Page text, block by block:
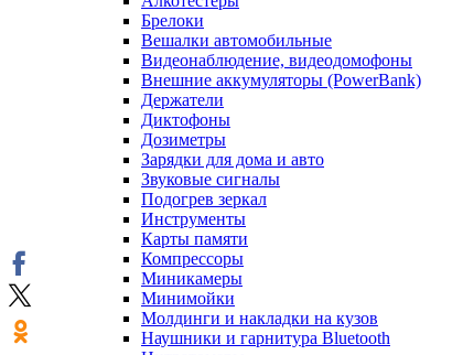
Брелоки
Вешалки автомобильные
Видеонаблюдение, видеодомофоны
Внешние аккумуляторы (PowerBank)
Держатели
Диктофоны
Дозиметры
Зарядки для дома и авто
Звуковые сигналы
Подогрев зеркал
Инструменты
Карты памяти
Компрессоры
Миникамеры
Минимойки
Молдинги и накладки на кузов
Наушники и гарнитура Bluetooth